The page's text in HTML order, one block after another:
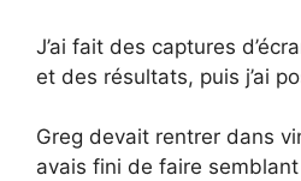
J’ai fait des captures
et des résultats, puis j’ai
Greg devait rentrer dans
avais fini de faire